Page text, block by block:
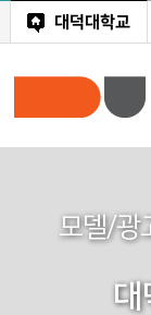
대덕대학교
모델/광
대